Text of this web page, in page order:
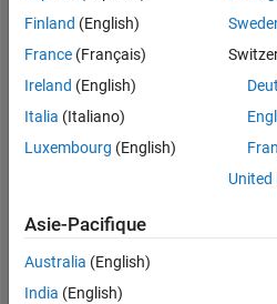
this
person
in
skill
Finland (English)
France (Français)
Ireland (English)
Italia (Italiano)
Luxembourg (English)
United
Asie-Pacifique
Australia (English)
India (English)